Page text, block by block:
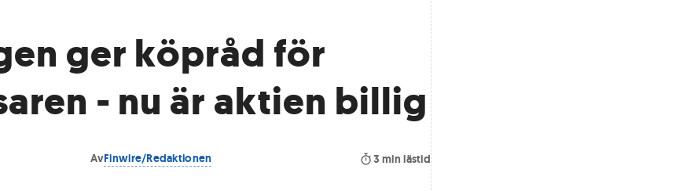
ger köpråd för
- nu är aktien billig
AvFinwire/Redaktionen 3 min lästid